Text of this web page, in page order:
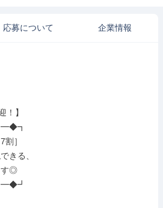
応募について 企業情報
！】